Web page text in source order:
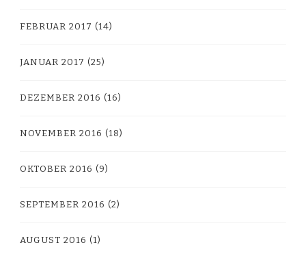
FEBRUAR 2017 (14)
JANUAR 2017 (25)
DEZEMBER 2016 (16)
NOVEMBER 2016 (18)
OKTOBER 2016 (9)
SEPTEMBER 2016 (2)
AUGUST 2016 (1)